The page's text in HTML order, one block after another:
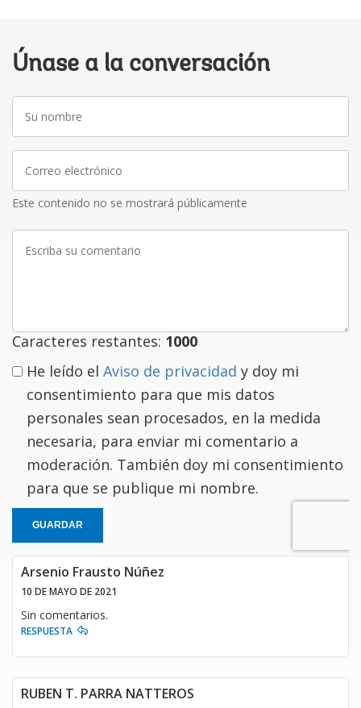
Únase a la conversación
nombre
electrónico
Este contenido no se mostrará públicamente
Caracteres restantes: 1000
He leído el Aviso de privacidad y doy mi
consentimiento para que mis datos
personales sean procesados, en la medida
necesaria, para enviar mi comentario a
moderación. También doy mi consentimiento
para que se publique mi nombre.
GUARDAR
Arsenio Frausto Núñez
10 DE MAYO DE 2021
Sin comentarios.
RESPUESTA
RUBEN T. PARRA NATTEROS